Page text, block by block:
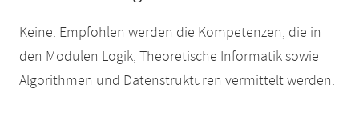
Keine. Empfohlen werden die Kompetenzen, die in
den Modulen Logik, Theoretische Informatik sowie
Algorithmen und Datenstrukturen vermittelt werden.